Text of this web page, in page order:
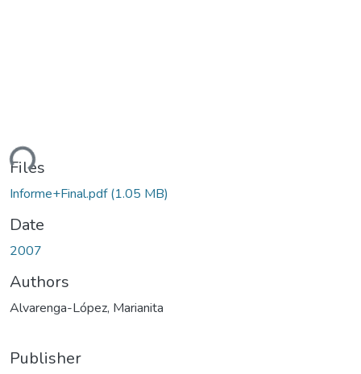
Files
Informe+Final.pdf(1.05 MB)
Date
2007
Authors
Alvarenga-López, Marianita
Publisher